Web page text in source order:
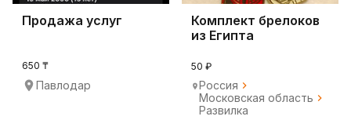
Продажа услуг
650 ₸
Павлодар
Комплект брелоков
из Египта
50 ₽
Россия
Московская область
Развилка